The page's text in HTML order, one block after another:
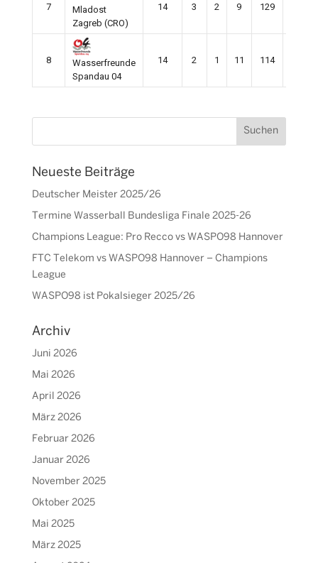
7
Mladost
Zagreb (CRO)
14 3 2 9 129
8
Wasserfreunde
Spandau 04
14 2 1 11 114
Neueste Beiträge
Deutscher Meister 2025/26
Termine Wasserball Bundesliga Finale 2025-26
Champions League: Pro Recco vs WASPO98 Hannover
FTC Telekom vs WASPO98 Hannover – Champions
League
WASPO98 ist Pokalsieger 2025/26
Archiv
Juni 2026
Mai 2026
April 2026
März 2026
Februar 2026
Januar 2026
November 2025
Oktober 2025
Mai 2025
März 2025